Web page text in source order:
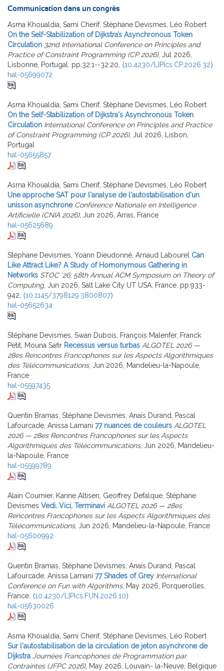
Communication dans un congrès
Asma Khoualdia, Sami Cherif, Stéphane Devismes, Léo Robert
On the Self-Stabilization of Dijkstra’s Asynchronous Token
Circulation 32nd International Conference on Principles and
Practice of Constraint Programming (CP 2026), Jul 2026,
Lisbonne, Portugal. pp.32:1--32:20, ⟨10.4230/LIPIcs.CP.2026.32⟩
hal-05699072
Asma Khoualdia, Sami Cherif, Stéphane Devismes, Léo Robert
On the Self-Stabilization of Dijkstra's Asynchronous Token
Circulation International Conference on Principles and Practice
of Constraint Programming (CP 2026), Jul 2026, Lisbon,
Portugal
hal-05655857
Asma Khoualdia, Sami Cherif, Stéphane Devismes, Léo Robert
Une approche SAT pour l'analyse de l'autostabilisation d'un
unisson asynchrone Conférence Nationale en Intelligence
Artificielle (CNIA 2026), Jun 2026, Arras, France
hal-05625689
Stéphane Devismes, Yoann Dieudonné, Arnaud Labourel Can
Like Attract Like? A Study of Homonymous Gathering in
Networks STOC '26: 58th Annual ACM Symposium on Theory of
Computing, Jun 2026, Salt Lake City UT USA, France. pp.933-
942, ⟨10.1145/3798129.3800807⟩
hal-05652634
Stéphane Devismes, Swan Dubois, François Malenfer, Franck
Petit, Mouna Safir Recessus versus turbas ALGOTEL 2026 —
28es Rencontres Francophones sur les Aspects Algorithmiques
des Télécommunications, Jun 2026, Mandelieu-la-Napoule,
France
hal-05597435
Quentin Bramas, Stéphane Devismes, Anaïs Durand, Pascal
Lafourcade, Anissa Lamani 77 nuances de couleurs ALGOTEL
2026 — 28es Rencontres Francophones sur les Aspects
Algorithmiques des Télécommunications, Jun 2026, Mandelieu-
la-Napoule, France
hal-05599789
Alain Cournier, Karine Altisen, Geoffrey Defalque, Stéphane
Devismes Vedi, Vici, Terminavi ALGOTEL 2026 — 28es
Rencontres Francophones sur les Aspects Algorithmiques des
Télécommunications, Jun 2026, Mandelieu-la-Napoule, France
hal-05600992
Quentin Bramas, Stéphane Devismes, Anaïs Durand, Pascal
Lafourcade, Anissa Lamani 77 Shades of Grey International
Conference on Fun with Algorithms, May 2026, Porquerolles,
France. ⟨10.4230/LIPIcs.FUN.2026.10⟩
hal-05630026
Asma Khoualdia, Sami Cherif, Stéphane Devismes, Léo Robert
Sur l'autostabilisation de la circulation de jeton asynchrone de
Dijkstra Journées Francophones de Programmation par
Contraintes (JFPC 2026), May 2026, Louvain- la-Neuve, Belgique